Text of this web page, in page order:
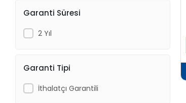
Garanti Süresi
2 Yıl
Garanti Tipi
İthalatçı Garantili